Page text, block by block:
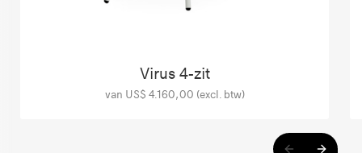
Virus 4-zit
van US$ 4.160,00 (excl. btw)